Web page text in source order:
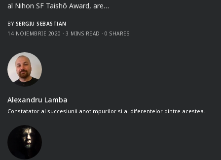
al Nihon SF Taishō Award, are…
BY SERGIU SEBASTIAN
14 NOIEMBRIE 2020
3 MINS READ 0 SHARES
Alexandru Lamba
Constatator al succesiunii anotimpurilor si al diferentelor dintre acestea.